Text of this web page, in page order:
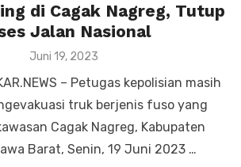
di Cagak Nagreg, Tutup
Jalan Nasional
Posted
Juni 19, 2023
– Petugas kepolisian masih
truk berjenis fuso yang
Cagak Nagreg, Kabupaten
Barat, Senin, 19 Juni 2023 …